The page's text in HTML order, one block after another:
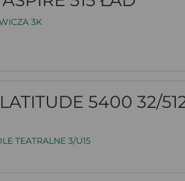
3K
5400 32/
TEATRALNE 3/U15